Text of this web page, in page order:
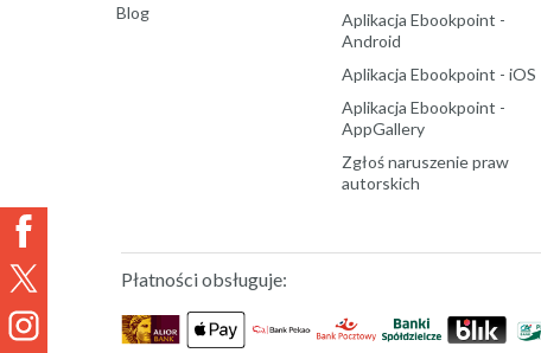
Blog
Aplikacja Ebookpoint -
Android
Aplikacja Ebookpoint - iOS
Aplikacja Ebookpoint -
AppGallery
Zgłoś naruszenie praw
autorskich
Płatności obsługuje: